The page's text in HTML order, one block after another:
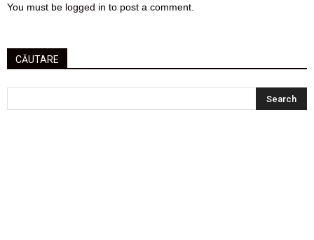
You must be logged in to post a comment.
CĂUTARE